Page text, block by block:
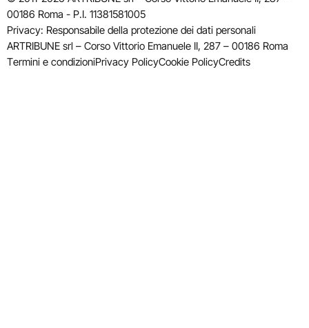
00186 Roma - P.I. 11381581005
Privacy: Responsabile della protezione dei dati personali
ARTRIBUNE srl – Corso Vittorio Emanuele II, 287 – 00186 Roma
Termini e condizioniPrivacy PolicyCookie PolicyCredits